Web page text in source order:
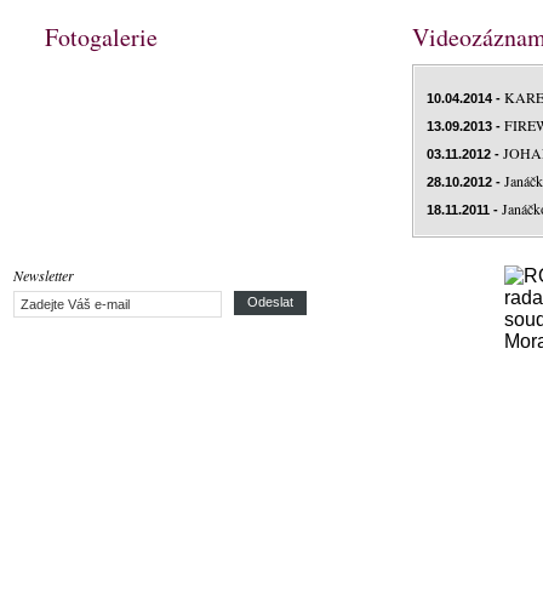
Fotogalerie
10.04.2014 -
13.09.2013 -
03.11.2012 -
28.10.2012 -
18.11.2011 -
Newsletter
Odeslat